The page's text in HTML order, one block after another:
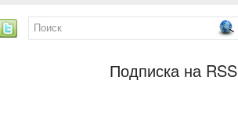
Подписка на RSS